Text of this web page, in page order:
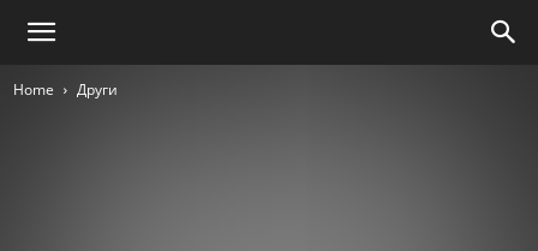
Home Други